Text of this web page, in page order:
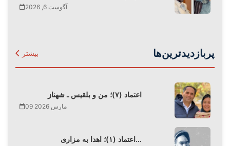
آگوست 6, 2026
پربازدیدترین‌ها بیشتر
اعتماد (۷)؛ من و بلقیس ـ شهناز
09 مارس 2026
اعتماد (۱)؛ اهدا به مزاری…